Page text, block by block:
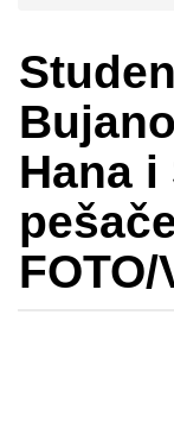
Hana
FOTO/